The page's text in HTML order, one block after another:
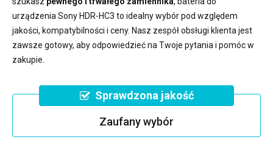
urządzenia Sony HDR-HC3 to idealny wybór pod względem
jakości, kompatybilności i ceny. Nasz zespół obsługi klienta jest
zawsze gotowy, aby odpowiedzieć na Twoje pytania i pomóc w
zakupie.
Sprawdzona jakość
Zaufany wybór